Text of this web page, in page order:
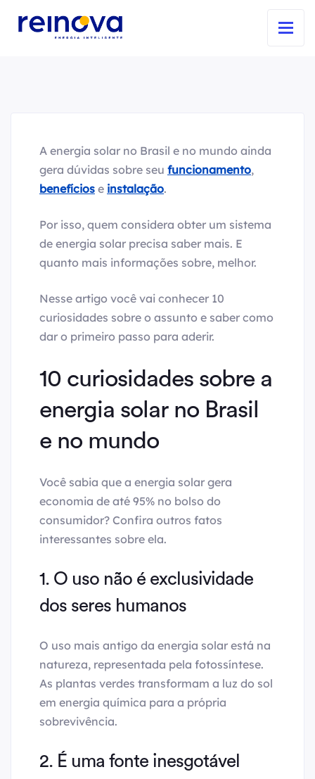
A energia solar no Brasil e no mundo ainda
gera dúvidas sobre seu funcionamento,
benefícios e instalação.
Por isso, quem considera obter um sistema
de energia solar precisa saber mais. E
quanto mais informações sobre, melhor.
Nesse artigo você vai conhecer 10
curiosidades sobre o assunto e saber como
dar o primeiro passo para aderir.
10 curiosidades sobre a
energia solar no Brasil
e no mundo
Você sabia que a energia solar gera
economia de até 95% no bolso do
consumidor? Confira outros fatos
interessantes sobre ela.
1. O uso não é exclusividade
dos seres humanos
O uso mais antigo da energia solar está na
natureza, representada pela fotossíntese.
As plantas verdes transformam a luz do sol
em energia química para a própria
sobrevivência.
2. É uma fonte inesgotável